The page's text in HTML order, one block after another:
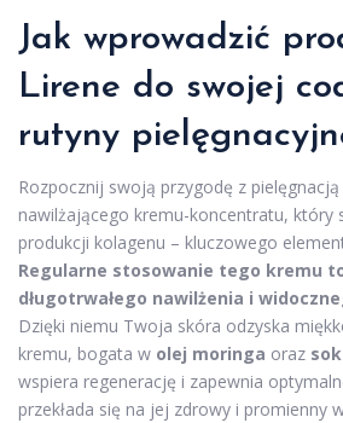
Jak wprowadzić
Lirene do swojej
rutyny
Rozpocznij swoją przygodę z
nawilżającego kremu-koncentratu, który
produkcji kolagenu – kluczowego
Regularne stosowanie tego kremu
długotrwałego nawilżenia i
Dzięki niemu Twoja skóra odzyska
kremu, bogata w olej moringa oraz
wspiera regenerację i zapewnia
przekłada się na jej zdrowy i promienny